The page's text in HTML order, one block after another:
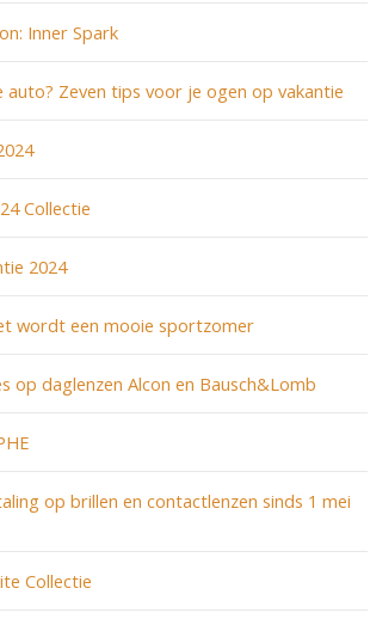
Inner Spark
auto? Zeven tips voor je ogen op vakantie
Collectie
2024
wordt een mooie sportzomer
op daglenzen Alcon en Bausch&Lomb
op brillen en contactlenzen sinds 1 mei
Collectie